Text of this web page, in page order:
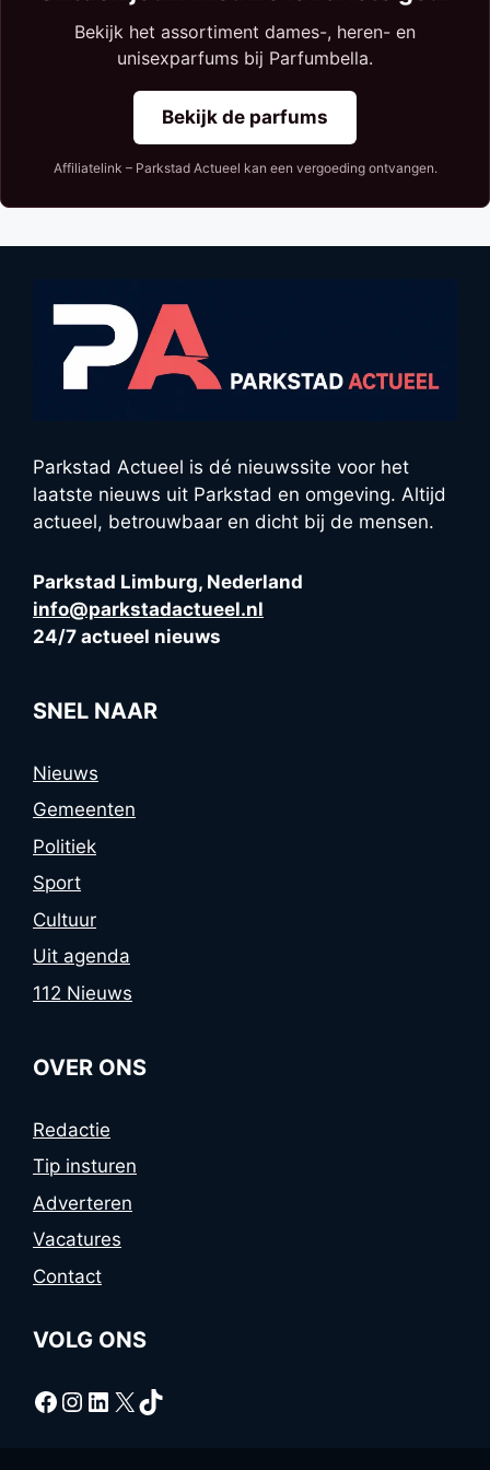
Bekijk het assortiment dames-, heren- en
unisexparfums bij Parfumbella.
Bekijk de parfums
Affiliatelink – Parkstad Actueel kan een vergoeding ontvangen.
Parkstad Actueel is dé nieuwssite voor het
laatste nieuws uit Parkstad en omgeving. Altijd
actueel, betrouwbaar en dicht bij de mensen.
Parkstad Limburg, Nederland
info@parkstadactueel.nl
24/7 actueel nieuws
SNEL NAAR
Nieuws
Gemeenten
Politiek
Sport
Cultuur
Uit agenda
112 Nieuws
OVER ONS
Redactie
Tip insturen
Adverteren
Vacatures
Contact
VOLG ONS
Facebook
Instagram
LinkedIn
X TikTok